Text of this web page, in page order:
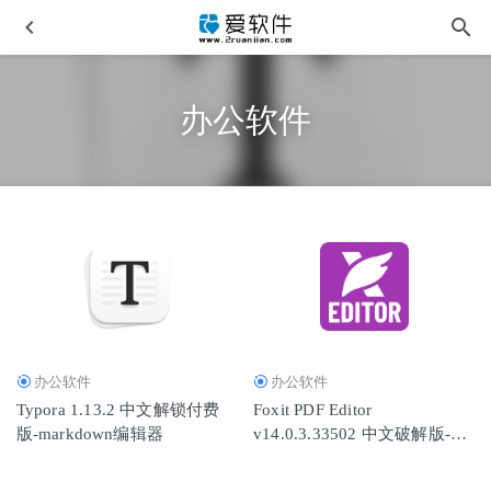
办公软件
办公软件
Typora 1.13.2 中文解锁付费
版-markdown编辑器
办公软件
Foxit PDF Editor
v14.0.3.33502 中文破解版-福
DxO FilmPack 7.21.0.20 中文特别版
2026-03-01
FliFlik UltConv v7.0.2 中文便携版-视频下载格式转换
件 2026-02-01
Quite Imposing Plus 6.0D 32位/64位 中文汉化版